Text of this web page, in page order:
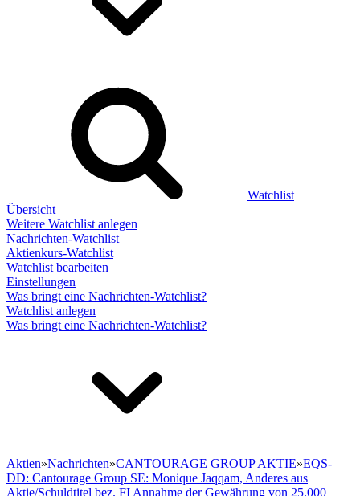
Watchlist
Übersicht
Weitere Watchlist anlegen
Nachrichten-Watchlist
Aktienkurs-Watchlist
Watchlist bearbeiten
Einstellungen
Was bringt eine Nachrichten-Watchlist?
Watchlist anlegen
Was bringt eine Nachrichten-Watchlist?
Aktien»Nachrichten»CANTOURAGE GROUP AKTIE»EQS-
DD: Cantourage Group SE: Monique Jaqqam, Anderes aus
Aktie/Schuldtitel bez. FI Annahme der Gewährung von 25.000